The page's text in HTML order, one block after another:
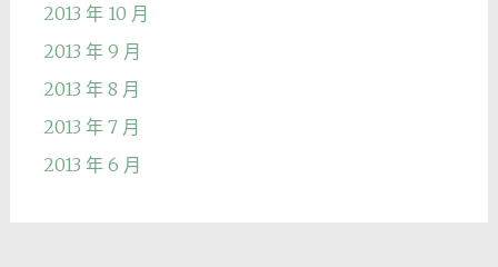
2013 年 10 月
2013 年 9 月
2013 年 8 月
2013 年 7 月
2013 年 6 月